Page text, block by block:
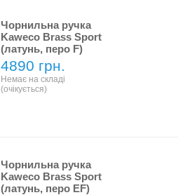
Чорнильна ручка
Kaweco Brass Sport
(латунь, перо F)
4890 грн.
Немає на складі
(очікується)
Чорнильна ручка
Kaweco Brass Sport
(латунь, перо ЕF)